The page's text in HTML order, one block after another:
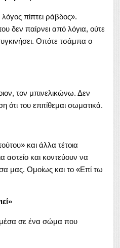
λόγος πίπτει ράβδος».
δεν παίρνει από λόγια, ούτε
Οπότε τσάμπα ο
τον μπινελικώνω. Δεν
ότι του επιτίθεμαι σωματικά.
και άλλα τέτοια
αστείο και κοντεύουν να
μας. Ομοίως και το «Επί τω
σε ένα σώμα που